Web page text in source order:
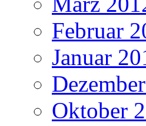
Februar
Januar
Oktober